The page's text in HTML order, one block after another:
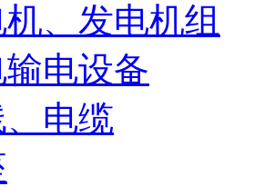
、发电机组
电设备
电缆